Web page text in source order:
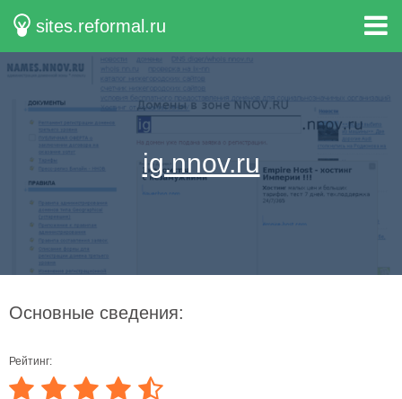
sites.reformal.ru
ig.nnov.ru
Основные сведения:
Рейтинг: